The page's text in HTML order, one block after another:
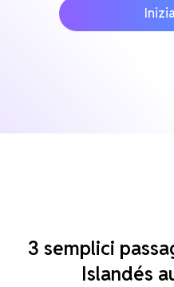
3 semplici
Islandés